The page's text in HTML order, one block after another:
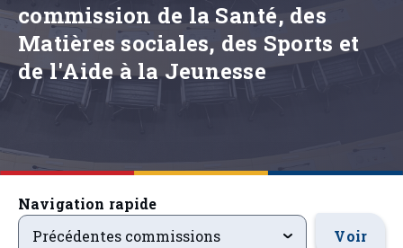
commission de la Santé, des
Matières sociales, des Sports et
de l'Aide à la Jeunesse
Navigation rapide
precedentsevenements
Précédentes commissions Voir